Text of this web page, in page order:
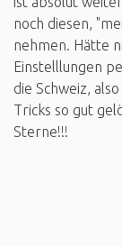
noch diesen,
nehmen. Hätte
Einstelllungen
die Schweiz,
Tricks so gut
Sterne!!!